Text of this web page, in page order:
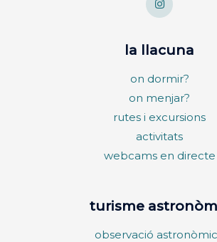
la llacuna
on dormir?
on menjar?
rutes i excursions
activitats
webcams en directe
turisme
observació